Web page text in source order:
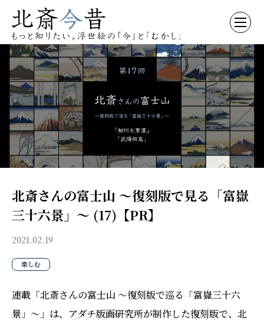
北斎さんの富士山 〜復刻版で見る「富嶽
三十六景」〜 (17)【PR】
2021.02.19
楽しむ
連載「北斎さんの富士山 〜復刻版で巡る「富嶽三十六
景」〜」は、アダチ版画研究所が制作した復刻版で、北